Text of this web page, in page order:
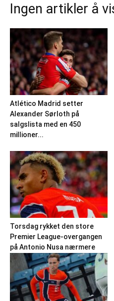
Ingen artikler å
Atlético Madrid setter
Alexander Sørloth på
salgslista med en 450
millioner...
Torsdag rykket den store
Premier League-overgangen
på Antonio Nusa nærmere